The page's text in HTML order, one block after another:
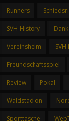
Runners
SVH-History
Vereinsheim SVH
Freundschaftsspiel
Review Pokal
Waldstadion
Sporttasche